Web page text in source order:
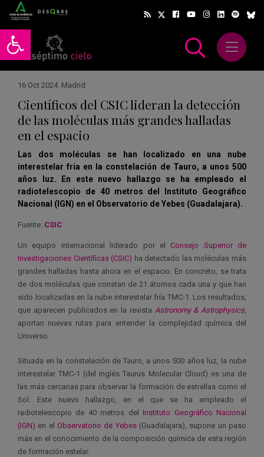
Abrir barra de herramientas
Abrir
16 Oct 2024. Madrid
Científicos del CSIC lideran la detección
de las moléculas más grandes halladas
en el espacio
Las dos moléculas se han localizado en una nube
interestelar fría en la constelación de Tauro, a unos 500
años luz. En este nuevo hallazgo se ha empleado el
radiotelescopio de 40 metros del Instituto Geográfico
Nacional (IGN) en el Observatorio de Yebes (Guadalajara).
Fuente: CSIC
Un equipo internacional liderado por el Consejo Superior de
Investigaciones Científicas (CSIC) ha detectado las moléculas más
grandes halladas hasta ahora en el espacio. En concreto, se trata
de dos moléculas que constan de 21 átomos cada una y que han
sido localizadas en la nube interestelar fría TMC-1. Los resultados,
que aparecen publicados en la revista Astronomy & Astrophysics,
aportan nuevas rutas para entender la complejidad química del
Universo.
Situada en la constelación de Tauro, a unos 500 años luz, la nube
interestelar TMC-1 (del inglés Taurus Molecular Cloud) es una de
las más cercanas para observar la formación de estrellas como el
Sol. Este nuevo hallazgo, en el que se ha empleado el
radiotelescopio de 40 metros del Instituto Geográfico Nacional
(IGN) en el Observatorio de Yebes(Guadalajara), supone un paso
más en el conocimiento de la composición química de esta región
de formación estelar.